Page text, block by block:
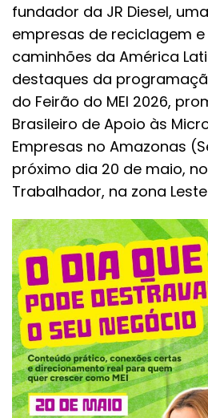
fundador da JR Diesel,
empresas de reciclagem
caminhões da América
destaques da
do Feirão do MEI 2026,
Brasileiro de Apoio às
Empresas no Amazonas
próximo dia 20 de maio,
Trabalhador, na zona